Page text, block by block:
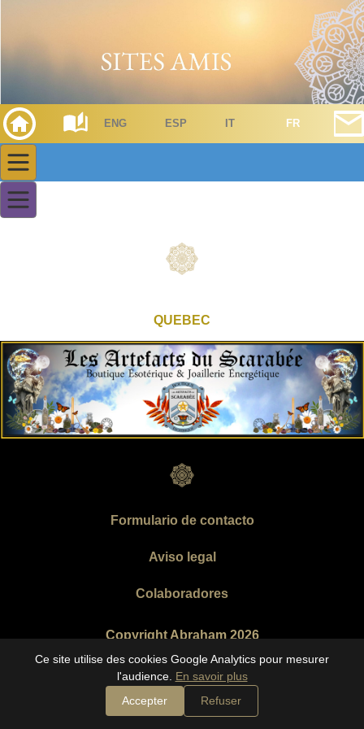
Ce site utilise des cookies Google Analytics pour mesurer
l'audience. En savoir plus
Accepter
Refuser
ENG ESP IT FR
QUEBEC
Formulario de contacto
Aviso legal
Colaboradores
Copyright Abraham 2026